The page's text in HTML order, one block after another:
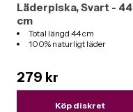
Läderpiska, Svart - 44
cm
Total längd 44 cm
100% naturligt läder
279 kr
Köp diskret